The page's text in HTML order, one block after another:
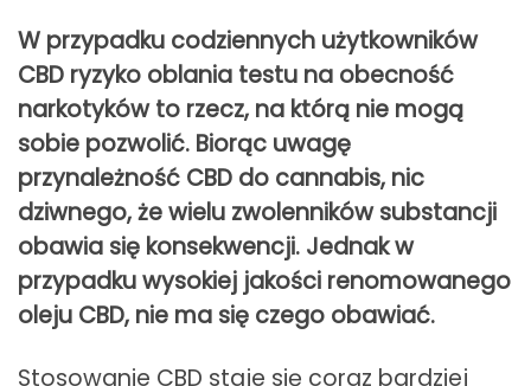
W przypadku codziennych użytkowników
CBD ryzyko oblania testu na obecność
narkotyków to rzecz, na którą nie mogą
sobie pozwolić. Biorąc uwagę
przynależność CBD do cannabis, nic
dziwnego, że wielu zwolenników substancji
obawia się konsekwencji. Jednak w
przypadku wysokiej jakości renomowanego
oleju CBD, nie ma się czego obawiać.
Stosowanie CBD staje się coraz bardziej